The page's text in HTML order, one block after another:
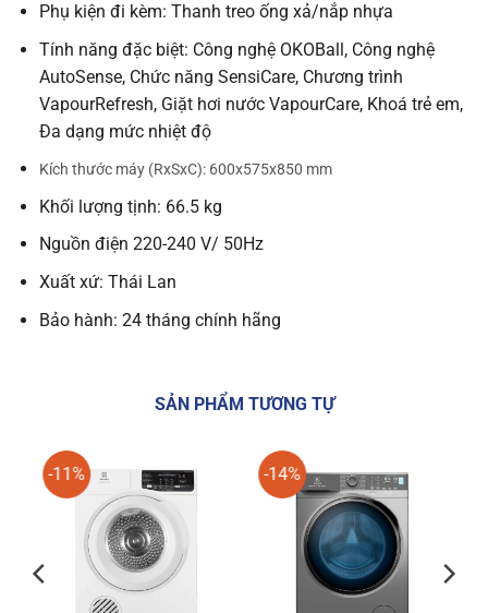
Phụ kiện đi kèm: Thanh treo ống xả/nắp nhựa
Tính năng đặc biệt: Công nghệ OKOBall, Công nghệ
AutoSense, Chức năng SensiCare, Chương trình
VapourRefresh, Giặt hơi nước VapourCare, Khoá trẻ em,
Đa dạng mức nhiệt độ
Kích thước máy (RxSxC): 600x575x850 mm
Khối lượng tịnh: 66.5 kg
Nguồn điện 220-240 V/ 50Hz
Xuất xứ: Thái Lan
Bảo hành: 24 tháng chính hãng
SẢN PHẨM TƯƠNG TỰ
-11% -14%